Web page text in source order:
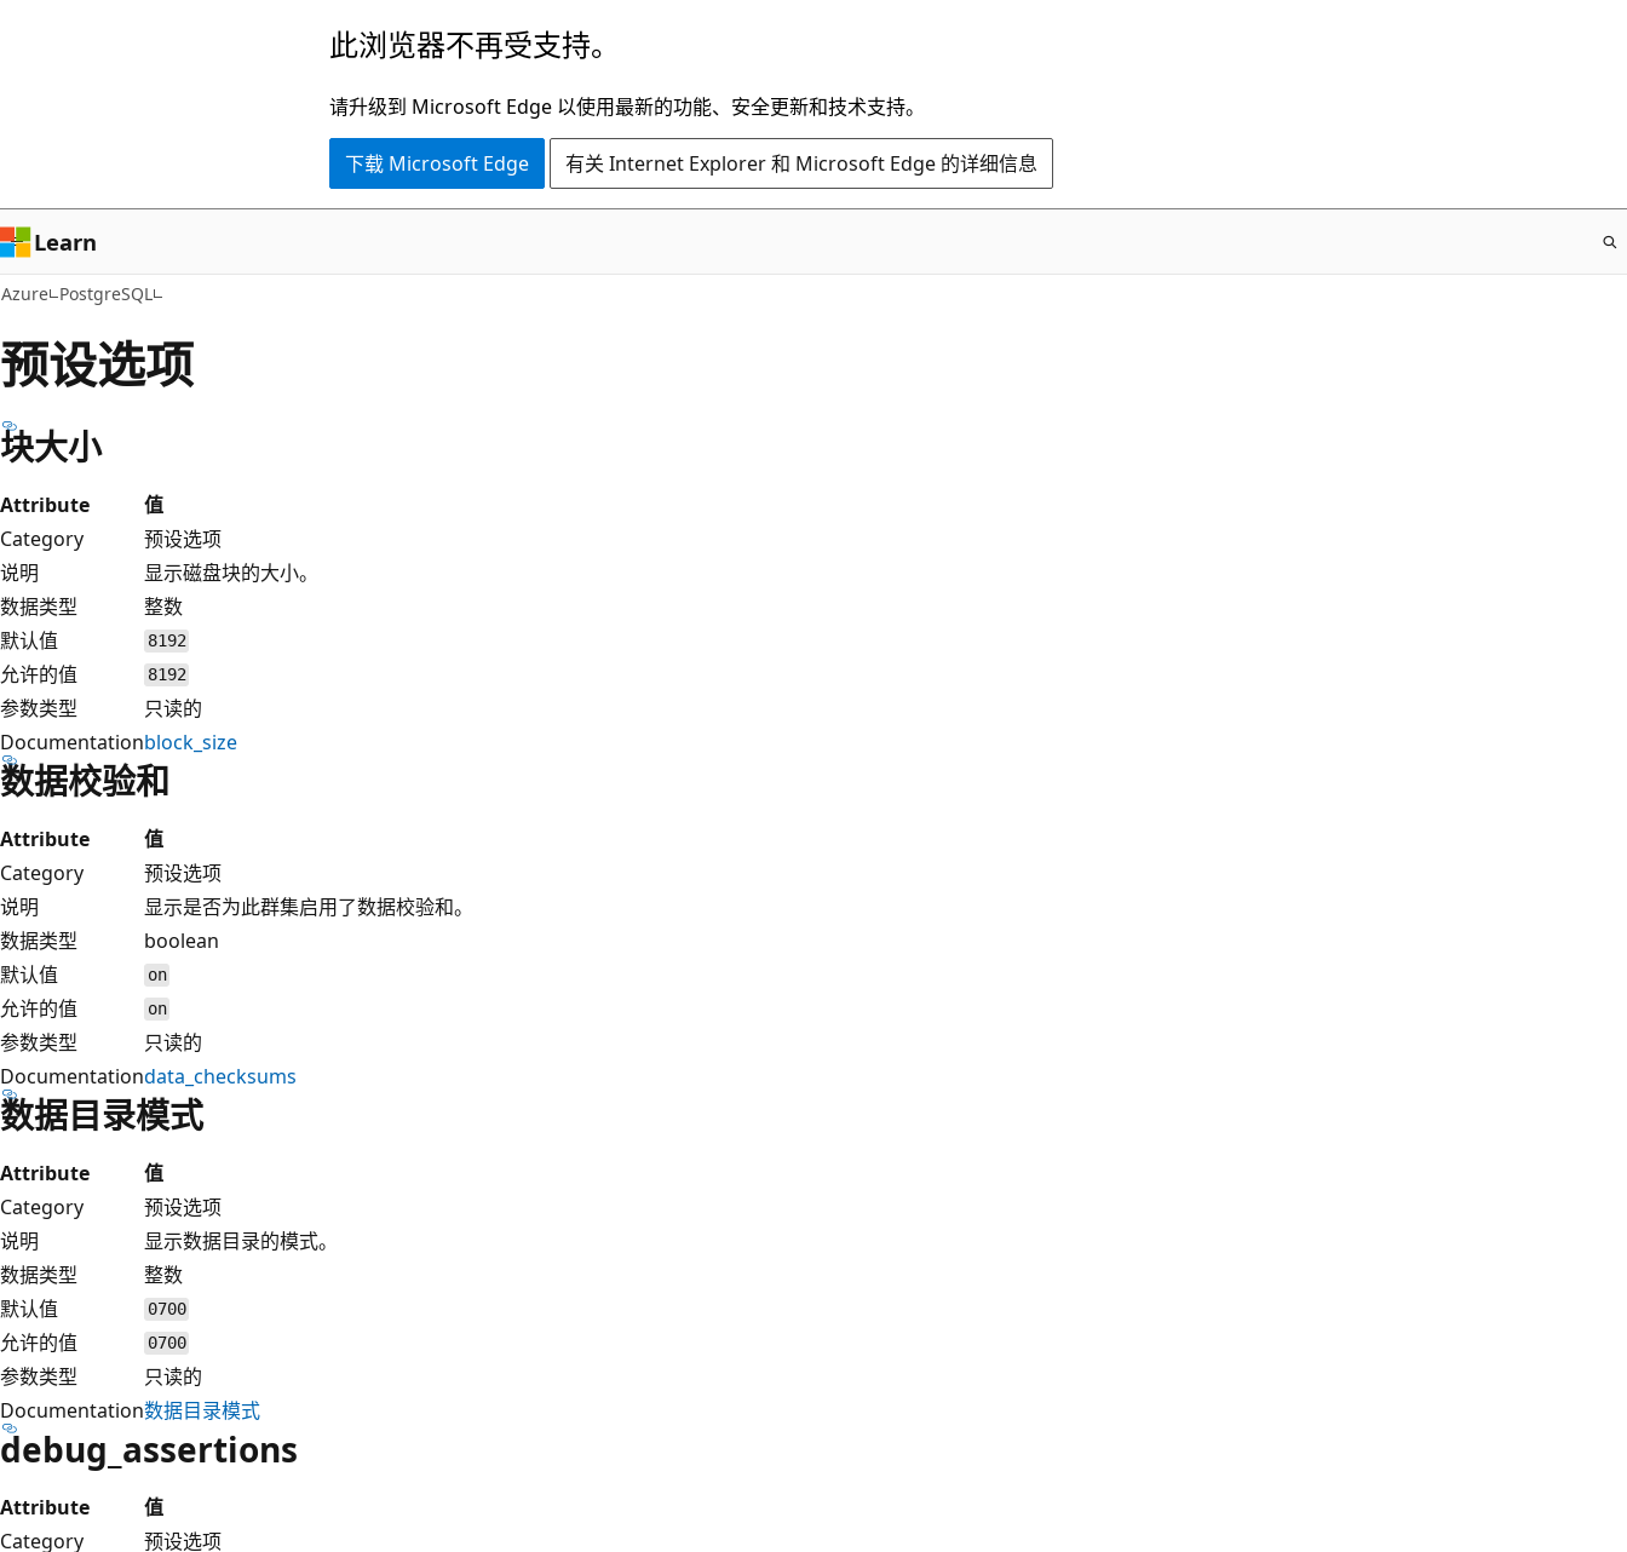
容
此浏览器不再受支持。
请升级到 Microsoft Edge 以使用最新的功能、安全更新和技术支持。
下载 Microsoft Edge 有关 Internet Explorer 和 Microsoft Edge 的详细信息
Learn
Azure PostgreSQL
预设选项
块大小
Attribute
值
Category
预设选项
说明
显示磁盘块的大小。
数据类型
整数
默认值
8192
允许的值 8192
参数类型
只读的
Documentationblock_size
数据校验和
Attribute
值
Category
预设选项
说明
显示是否为此群集启用了数据校验和。
数据类型
boolean
默认值
on
允许的值 on
参数类型
只读的
Documentationdata_checksums
数据目录模式
Attribute
值
Category
预设选项
说明
显示数据目录的模式。
数据类型
整数
默认值
0700
允许的值 0700
参数类型
只读的
Documentation数据目录模式
debug_assertions
Attribute
值
Category
预设选项